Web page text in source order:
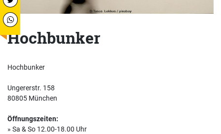
Hochbunker
Hochbunker
Ungererstr. 158
80805 München
Öffnungszeiten:
» Sa & So 12.00-18.00 Uhr